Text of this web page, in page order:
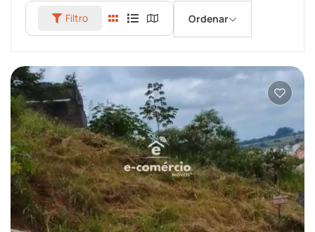
Filtro Ordenar